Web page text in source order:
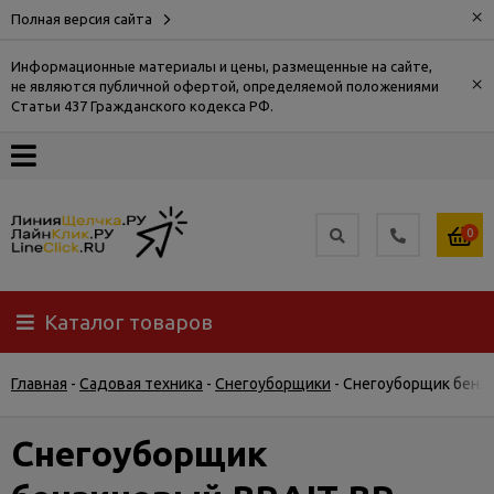
Полная версия сайта ×
Информационные материалы и цены, размещенные на сайте,
не являются публичной офертой, определяемой положениями
Статьи 437 Гражданского кодекса РФ.
×
О
Доставка
Самовывоз
Гарантия
возврат
0
Каталог товаров
Главная - Садовая техника - Снегоуборщики - Снегоуборщик
Снегоуборщик